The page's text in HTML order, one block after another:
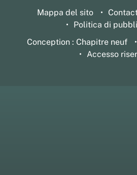
Mappa del sito
Politica di
Conception : Chapitre neuf
Accesso